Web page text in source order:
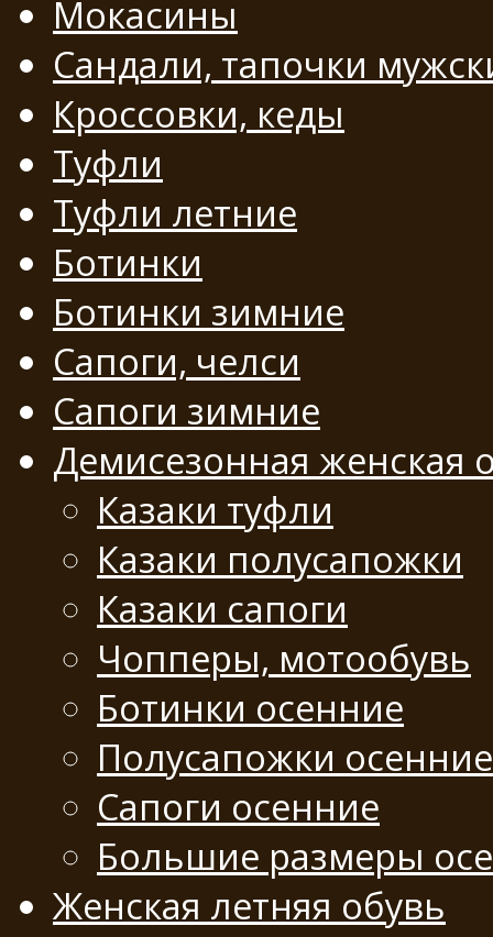
Мокасины
Сандали, тапочки
Кроссовки, кеды
Туфли
Туфли летние
Ботинки
Ботинки зимние
Сапоги, челси
Сапоги зимние
Демисезонная женская
Казаки туфли
Казаки полусапожки
Казаки сапоги
Чопперы, мотообувь
Ботинки осенние
Полусапожки осенние
Сапоги осенние
Большие размеры
Женская летняя обувь